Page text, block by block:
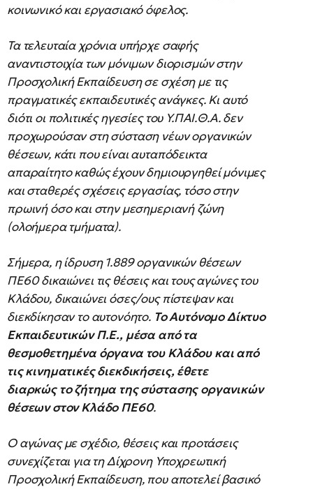
κοινωνικό και εργασιακό όφελος.
Τα τελευταία χρόνια υπήρχε σαφής
αναντιστοιχία των μόνιμων διορισμών στην
Προσχολική Εκπαίδευση σε σχέση με τις
πραγματικές εκπαιδευτικές ανάγκες. Κι αυτό
διότι οι πολιτικές ηγεσίες του Υ.ΠΑΙ.Θ.Α. δεν
προχωρούσαν στη σύσταση νέων οργανικών
θέσεων, κάτι που είναι αυταπόδεικτα
απαραίτητο καθώς έχουν δημιουργηθεί μόνιμες
και σταθερές σχέσεις εργασίας, τόσο στην
πρωινή όσο και στην μεσημεριανή ζώνη
(ολοήμερα τμήματα).
Σήμερα, η ίδρυση 1.889 οργανικών θέσεων
ΠΕ60 δικαιώνει τις θέσεις και τους αγώνες του
Κλάδου, δικαιώνει όσες/ους πίστεψαν και
διεκδίκησαν το αυτονόητο. Το Αυτόνομο Δίκτυο
Εκπαιδευτικών Π.Ε., μέσα από τα
θεσμοθετημένα όργανα του Κλάδου και από
τις κινηματικές διεκδικήσεις, έθετε
διαρκώς το ζήτημα της σύστασης οργανικών
θέσεων στον Κλάδο ΠΕ60.
Ο αγώνας με σχέδιο, θέσεις και προτάσεις
συνεχίζεται για τη Δίχρονη Υποχρεωτική
Προσχολική Εκπαίδευση, που αποτελεί βασικό